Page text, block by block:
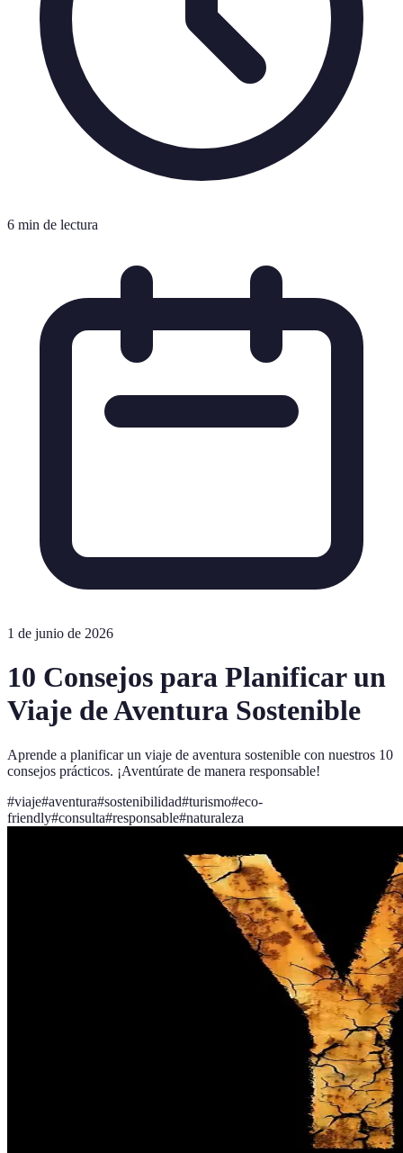
6 min de lectura
1 de junio de 2026
10 Consejos para Planificar un
Viaje de Aventura Sostenible
Aprende a planificar un viaje de aventura sostenible con nuestros 10
consejos prácticos. ¡Aventúrate de manera responsable!
#viaje#aventura#sostenibilidad#turismo#eco-
friendly#consulta#responsable#naturaleza